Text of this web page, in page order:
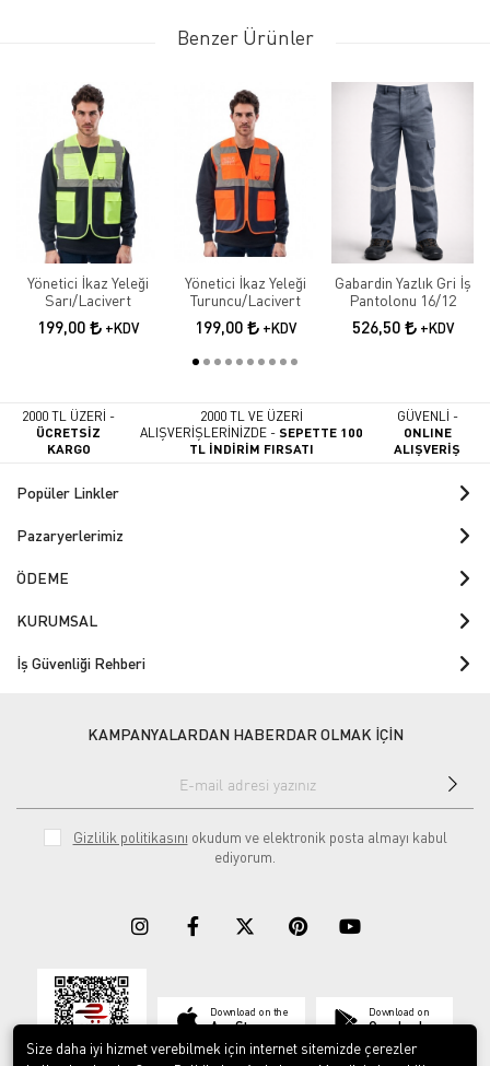
Benzer Ürünler
Yönetici İkaz Yeleği
Sarı/Lacivert
199,00 +KDV
Yönetici İkaz Yeleği
Turuncu/Lacivert
199,00 +KDV
Gabardin Yazlık Gri İş
Pantolonu 16/12
526,50 +KDV
2000 TL ÜZERİ -
ÜCRETSİZ
KARGO
2000 TL VE ÜZERİ
ALIŞVERİŞLERİNİZDE -SEPETTE 100
TL İNDİRİM FIRSATI
GÜVENLİ -
ONLINE
ALIŞVERİŞ
Popüler Linkler
Pazaryerlerimiz
ÖDEME
KURUMSAL
İş Güvenliği Rehberi
KAMPANYALARDAN HABERDAR OLMAK İÇİN
Gizlilik politikasını okudum ve elektronik posta almayı kabul
ediyorum.
Download on the
App Store
Download on
Google play
Size daha iyi hizmet verebilmek için internet sitemizde çerezler